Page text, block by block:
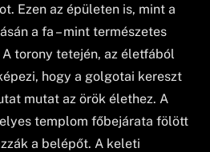
Ezen az épületen is, mint a
a fa – mint természetes
torony tetején, az életfából
hogy a golgotai kereszt
mutat az örök élethez. A
templom főbejárata fölött
a belépőt. A keleti